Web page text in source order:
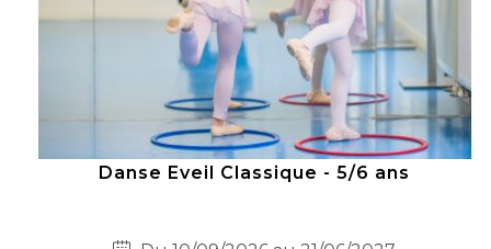
Danse Eveil Classique - 5/6 ans